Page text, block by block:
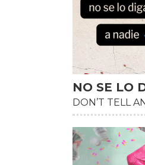
NO SE LO
DON’T TELL